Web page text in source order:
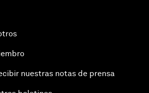
nuestras notas de prensa